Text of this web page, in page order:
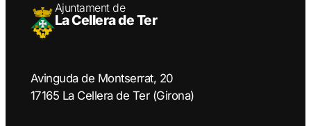
Ajuntament de
La Cellera de Ter
Avinguda de Montserrat, 20
17165 La Cellera de Ter (Girona)